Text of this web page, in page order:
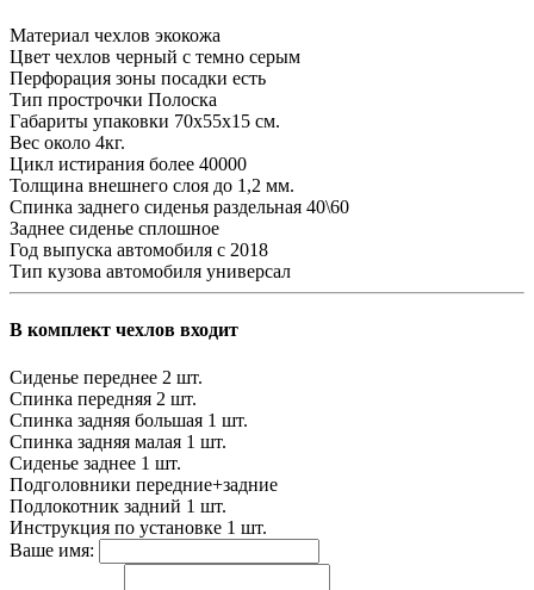
Материал чехлов экокожа
Цвет чехлов черный с темно серым
Перфорация зоны посадки есть
Тип прострочки Полоска
Габариты упаковки 70х55х15 см.
Вес около 4кг.
Цикл истирания более 40000
Толщина внешнего слоя до 1,2 мм.
Спинка заднего сиденья раздельная 40\60
Заднее сиденье сплошное
Год выпуска автомобиля с 2018
Тип кузова автомобиля универсал
В комплект чехлов входит
Сиденье переднее 2 шт.
Спинка передняя 2 шт.
Спинка задняя большая 1 шт.
Спинка задняя малая 1 шт.
Сиденье заднее 1 шт.
Подголовники передние+задние
Подлокотник задний 1 шт.
Инструкция по установке 1 шт.
Ваше имя: